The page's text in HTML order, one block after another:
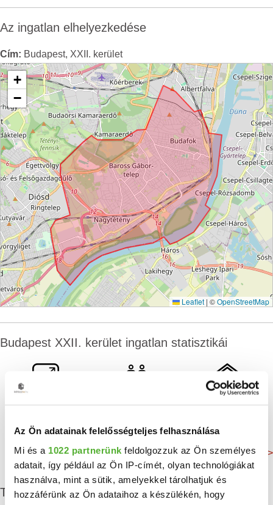
Az Ön adatainak felelősségteljes felhasználása
Mi és a 1022 partnerünk feldolgozzuk az Ön személyes
adatait, így például az Ön IP-címét, olyan technológiákat
használva, mint a sütik, amelyekkel tárolhatjuk és
hozzáférünk az Ön adataihoz a készülékén, hogy
Az ingatlan elhelyezkedése
Cím: Budapest, XXII. kerület
+
−
Leaflet | ©OpenStreetMap
Budapest XXII. kerület ingatlan statisztikái
Még több adat >
További albérletek